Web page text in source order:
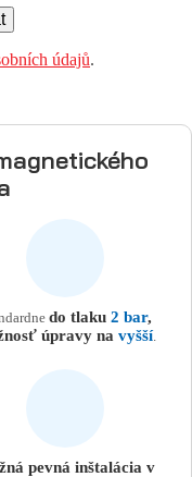
údajů.
do tlaku 2 bar,
úpravy na vyšší.
pevná inštalácia v